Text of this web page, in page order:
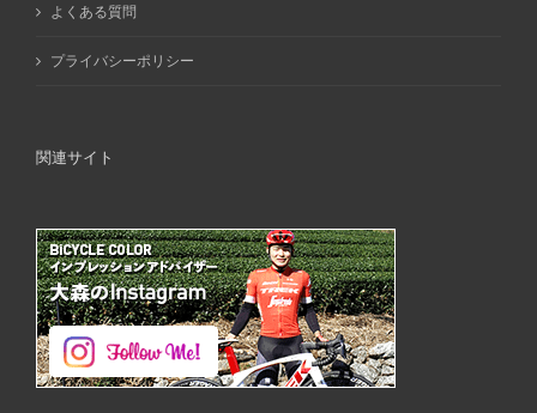
よくある質問
プライバシーポリシー
関連サイト